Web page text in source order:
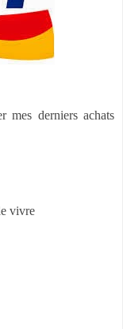
mes derniers achats
vivre